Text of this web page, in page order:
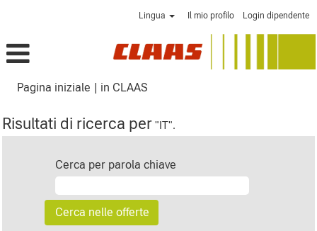
Lingua Il mio profilo Login dipendente
Pagina iniziale | in CLAAS
Risultati di ricerca per "IT".
Cerca per parola chiave